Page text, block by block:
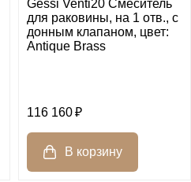
Gessi Venti20 Смеситель
для раковины, на 1 отв., с
донным клапаном, цвет:
Antique Brass
116 160